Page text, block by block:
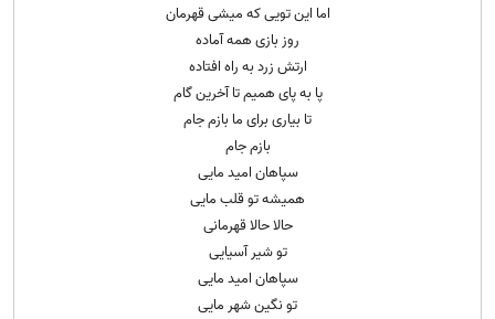
اما این تویی که میشی قهرمان
روز بازی همه آماده
ارتش زرد به راه افتاده
پا به پای همیم تا آخرین گام
تا بیاری برای ما بازم جام
بازم جام
سپاهان امید مایی
همیشه تو قلب مایی
حالا حالا قهرمانی
تو شیر آسیایی
سپاهان امید مایی
تو نگین شهر مایی